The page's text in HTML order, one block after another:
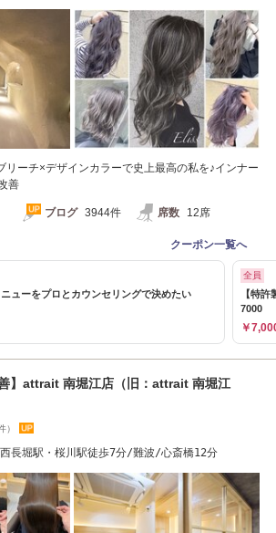
リーチ×デザインカラーで史上最高の私を♪インナー
善
ブログ 3944件 席数 12席
クーポン一覧へ
ューをプロとカウンセリングで決めたい
全員
【特
7000
￥
善】attrait 南堀江店（旧：attrait 南堀江
）
長堀駅・桜川駅徒歩7分/難波/心斎橋12分